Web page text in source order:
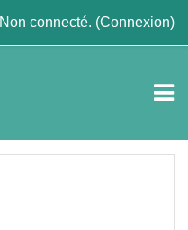
Non connecté. (Connexion)